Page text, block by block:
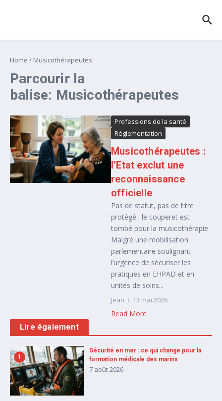
Home / Musicothérapeutes
Parcourir la
balise: Musicothérapeutes
Professions de la santé
Réglementation
Musicothérapeutes :
l’Etat exclut une
reconnaissance
officielle
Pas de statut, pas de titre
protégé : le couperet est
tombé pour la musicothérapie.
Malgré une mobilisation
parlementaire soulignant
l’urgence de sécuriser les
pratiques en EHPAD et en
unités de soins...
Jean 13 mai 2026
Read More
Lire également
1
Sécurité en mer : ce qui change pour la
formation médicale des marins
7 août 2026